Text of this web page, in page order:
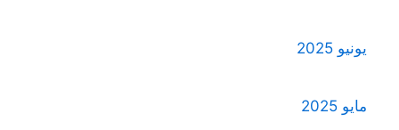
يونيو 2025
مايو 2025